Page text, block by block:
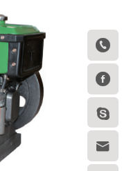



